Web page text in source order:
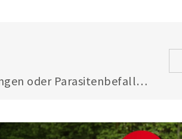
oder Parasitenbefall -